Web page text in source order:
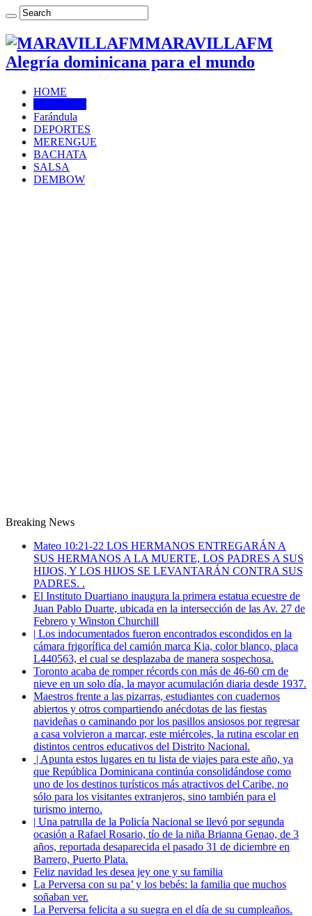
MARAVILLAFM
Alegría dominicana para el mundo
HOME
Farándula
DEPORTES
MERENGUE
BACHATA
SALSA
DEMBOW
Breaking News
Mateo 10:21-22 LOS HERMANOS ENTREGARÁN A
SUS HERMANOS A LA MUERTE, LOS PADRES A SUS
HIJOS, Y LOS HIJOS SE LEVANTARÁN CONTRA SUS
PADRES. .
El Instituto Duartiano inaugura la primera estatua ecuestre de
Juan Pablo Duarte, ubicada en la intersección de las Av. 27 de
Febrero y Winston Churchill
| Los indocumentados fueron encontrados escondidos en la
cámara frigorífica del camión marca Kia, color blanco, placa
L440563, el cual se desplazaba de manera sospechosa.
Toronto acaba de romper récords con más de 46-60 cm de
nieve en un solo día, la mayor acumulación diaria desde 1937.
Maestros frente a las pizarras, estudiantes con cuadernos
abiertos y otros compartiendo anécdotas de las fiestas
navideñas o caminando por los pasillos ansiosos por regresar
a casa volvieron a marcar, este miércoles, la rutina escolar en
distintos centros educativos del Distrito Nacional.
| Apunta estos lugares en tu lista de viajes para este año, ya
que República Dominicana continúa consolidándose como
uno de los destinos turísticos más atractivos del Caribe, no
sólo para los visitantes extranjeros, sino también para el
turismo interno.
| Una patrulla de la Policía Nacional se llevó por segunda
ocasión a Rafael Rosario, tío de la niña Brianna Genao, de 3
años, reportada desaparecida el pasado 31 de diciembre en
Barrero, Puerto Plata.
Feliz navidad les desea jey one y su familia
La Perversa con su pa’ y los bebés: la familia que muchos
soñaban ver.
La Perversa felicita a su suegra en el día de su cumpleaños.